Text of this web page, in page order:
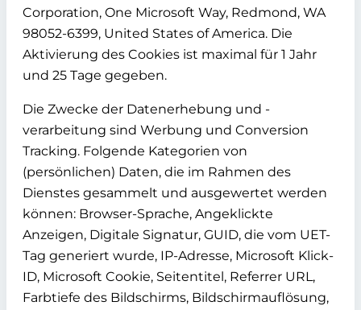
Corporation, One Microsoft Way, Redmond, WA
98052-6399, United States of America. Die
Aktivierung des Cookies ist maximal für 1 Jahr
und 25 Tage gegeben.
Die Zwecke der Datenerhebung und -
verarbeitung sind Werbung und Conversion
Tracking. Folgende Kategorien von
(persönlichen) Daten, die im Rahmen des
Dienstes gesammelt und ausgewertet werden
können: Browser-Sprache, Angeklickte
Anzeigen, Digitale Signatur, GUID, die vom UET-
Tag generiert wurde, IP-Adresse, Microsoft Klick-
ID, Microsoft Cookie, Seitentitel, Referrer URL,
Farbtiefe des Bildschirms, Bildschirmauflösung,